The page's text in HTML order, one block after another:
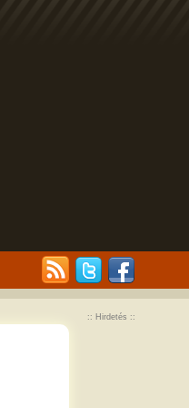
:: Hirdetés ::